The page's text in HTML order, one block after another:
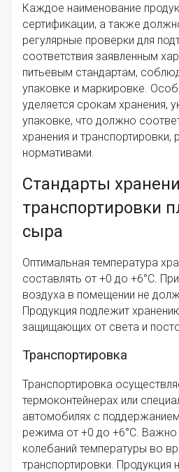
Каждое наименование
сертификации, а также
регулярные проверки для
соответствия заявленным
питьевым стандартам,
упаковке и маркировке.
уделяется срокам хранения,
упаковке, что должно
хранения и
нормативами.
Стандарты
транспортировки
сыра
Оптимальная температура
составлять от +0 до +6°C.
воздуха в помещении не
Продукция подлежит
защищающих от света и
Транспортировка
Транспортировка
термоконтейнерах или
автомобилях с
режима от +0 до +6°C. Важно
колебаний температуры во
транспортировки. Продукция